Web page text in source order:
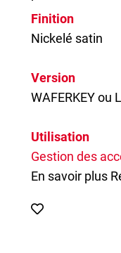
Finition
Nickelé satin
Version
WAFERKEY ou
Utilisation
Gestion des
En savoir plus